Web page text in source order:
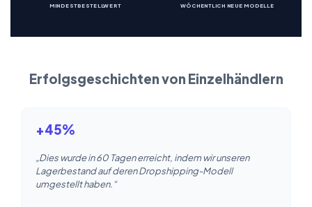
MINDESTBESTELLWERT WÖCHENTLICH NEUE MODELLE
Erfolgsgeschichten von Einzelhändlern
+45%
„Dies wurde in 60 Tagen erreicht, indem wir unseren
Lagerbestand auf deren Dropshipping-Modell
umgestellt haben.“